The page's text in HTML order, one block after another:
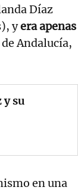
Díaz
yera apenas
Andalucía,
y su
en una